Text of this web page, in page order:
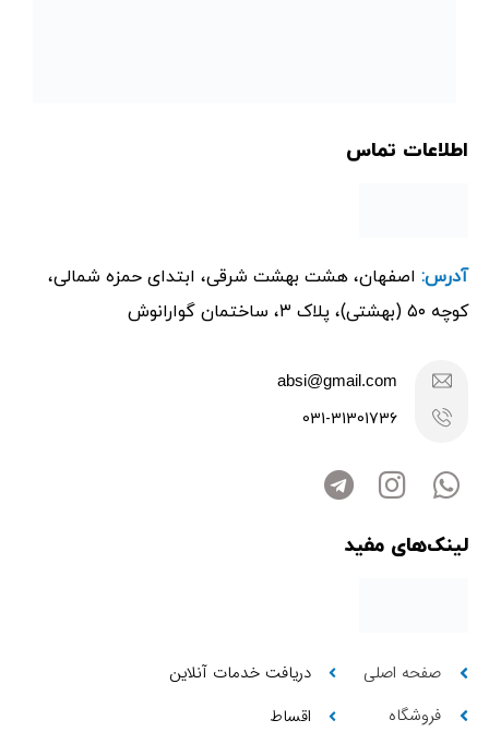
اطلاعات تماس
آدرس: اصفهان، هشت بهشت شرقی، ابتدای حمزه شمالی،
کوچه ۵۰ (بهشتی)، پلاک ۳، ساختمان گوارانوش
absi@gmail.com
031-31301736
لینک‌های مفید
صفحه اصلی
فروشگاه
دریافت خدمات آنلاین
اقساط